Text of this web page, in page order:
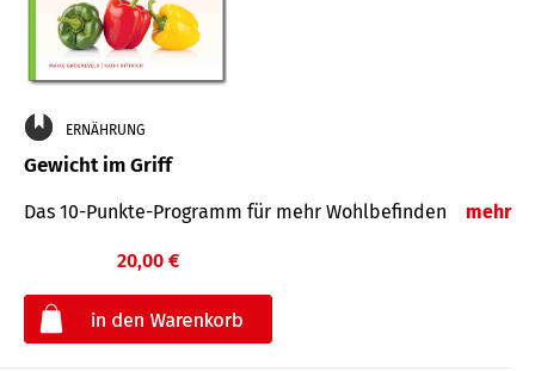
ERNÄHRUNG
Gewicht im Griff
Das 10-Punkte-Programm für mehr Wohlbefinden mehr
20,00 €